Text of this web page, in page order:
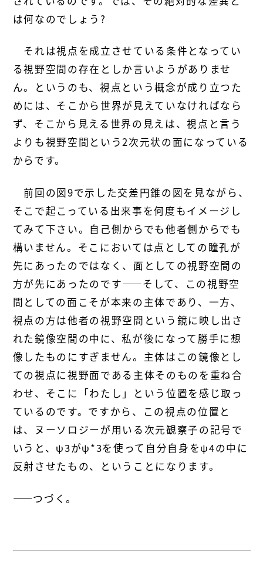
は何なのでしょう?
それは視点を成立させている条件となってい
る視野空間の存在としか言いようがありませ
ん。というのも、視点という概念が成り立つた
めには、そこから世界が見えていなければなら
ず、そこから見える世界の見えは、視点と言う
よりも視野空間という2次元状の面になっている
からです。
前回の図9で示した交差円錐の図を見ながら、
そこで起こっている出来事を何度もイメージし
てみて下さい。自己側からでも他者側からでも
構いません。そこにおいては点としての瞳孔が
先にあったのではなく、面としての視野空間の
方が先にあったのです――そして、この視野空
間としての面こそが本来の主体であり、一方、
視点の方は他者の視野空間という鏡に映し出さ
れた鏡像空間の中に、私が後になって勝手に想
像したものにすぎません。主体はこの鏡像とし
ての視点に視野面である主体そのものを重ね合
わせ、そこに「わたし」という位置を感じ取っ
ているのです。ですから、この視点の位置と
は、ヌーソロジーが用いる次元観察子の記号で
いうと、ψ3がψ*3を使って自分自身をψ4の中に
反射させたもの、ということになります。
――つづく。